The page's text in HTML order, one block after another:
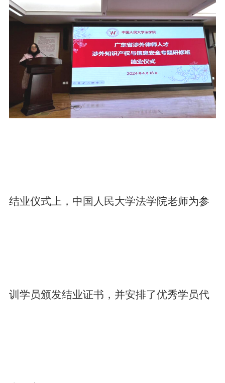
结业仪式上，中国人民大学法学院老师为参
训学员颁发结业证书，并安排了优秀学员代